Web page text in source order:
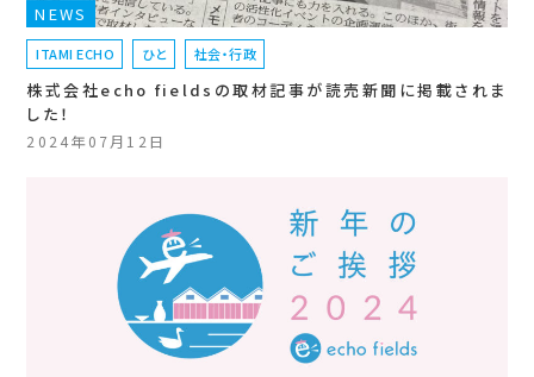
NEWS
ITAMI ECHO ひと 社会・行政
株式会社echo fieldsの取材記事が読売新聞に掲載されま
した！
2024年07月12日